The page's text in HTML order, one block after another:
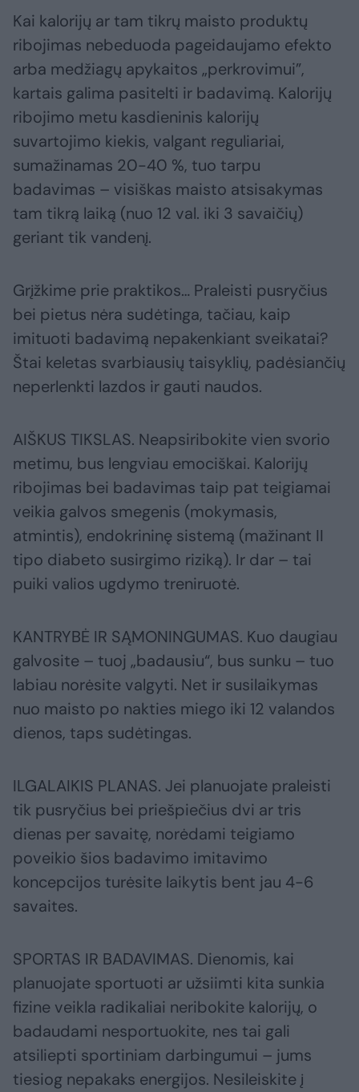
Kai kalorijų ar tam tikrų maisto produktų
ribojimas nebeduoda pageidaujamo efekto
arba medžiagų apykaitos „perkrovimui”,
kartais galima pasitelti ir badavimą. Kalorijų
ribojimo metu kasdieninis kalorijų
suvartojimo kiekis, valgant reguliariai,
sumažinamas 20-40 %, tuo tarpu
badavimas – visiškas maisto atsisakymas
tam tikrą laiką (nuo 12 val. iki 3 savaičių)
geriant tik vandenį.
Grįžkime prie praktikos… Praleisti pusryčius
bei pietus nėra sudėtinga, tačiau, kaip
imituoti badavimą nepakenkiant sveikatai?
Štai keletas svarbiausių taisyklių, padėsiančių
neperlenkti lazdos ir gauti naudos.
AIŠKUS TIKSLAS. Neapsiribokite vien svorio
metimu, bus lengviau emociškai. Kalorijų
ribojimas bei badavimas taip pat teigiamai
veikia galvos smegenis (mokymasis,
atmintis), endokrininę sistemą (mažinant II
tipo diabeto susirgimo riziką). Ir dar – tai
puiki valios ugdymo treniruotė.
KANTRYBĖ IR SĄMONINGUMAS. Kuo daugiau
galvosite – tuoj „badausiu“, bus sunku – tuo
labiau norėsite valgyti. Net ir susilaikymas
nuo maisto po nakties miego iki 12 valandos
dienos, taps sudėtingas.
ILGALAIKIS PLANAS. Jei planuojate praleisti
tik pusryčius bei priešpiečius dvi ar tris
dienas per savaitę, norėdami teigiamo
poveikio šios badavimo imitavimo
koncepcijos turėsite laikytis bent jau 4-6
savaites.
SPORTAS IR BADAVIMAS. Dienomis, kai
planuojate sportuoti ar užsiimti kita sunkia
fizine veikla radikaliai neribokite kalorijų, o
badaudami nesportuokite, nes tai gali
atsiliepti sportiniam darbingumui – jums
tiesiog nepakaks energijos. Nesileiskite į